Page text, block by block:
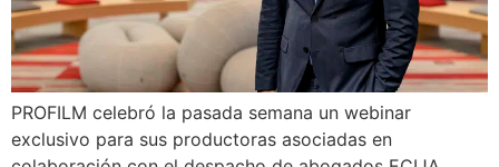
PROFILM celebró la pasada semana un webinar
exclusivo para sus productoras asociadas en